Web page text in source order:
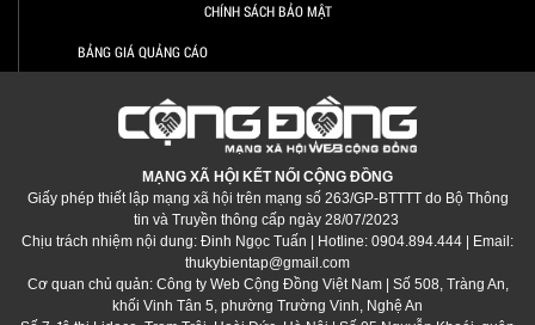
CHÍNH SÁCH BẢO MẬT
BẢNG GIÁ QUẢNG CÁO
MẠNG XÃ HỘI KẾT NỐI CỘNG ĐỒNG
Giấy phép thiết lập mạng xã hội trên mạng số 263/GP-BTTTT do Bộ Thông
tin và Truyền thông cấp ngày 28/07/2023
Chịu trách nhiệm nội dung: Đinh Ngọc Tuấn | Hotline: 0904.894.444 | Email:
thukybientap@gmail.com
Cơ quan chủ quản: Công ty Web Cộng Đồng Việt Nam | Số 508, Tràng An,
khối Vinh Tân 5, phường Trường Vinh, Nghệ An